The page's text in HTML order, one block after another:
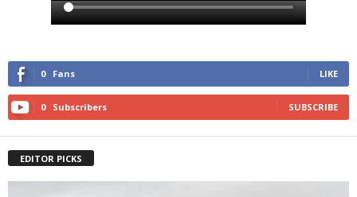
0 Fans LIKE
0 Subscribers SUBSCRIBE
EDITOR PICKS